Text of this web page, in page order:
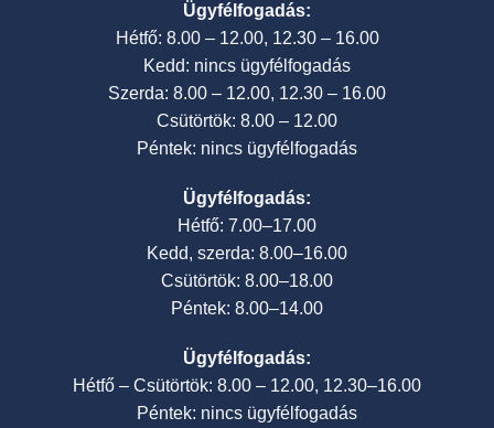
Ügyfélfogadás:
Hétfő: 8.00 – 12.00, 12.30 – 16.00
Kedd: nincs ügyfélfogadás
Szerda: 8.00 – 12.00, 12.30 – 16.00
Csütörtök: 8.00 – 12.00
Péntek: nincs ügyfélfogadás
Ügyfélfogadás:
Hétfő: 7.00–17.00
Kedd, szerda: 8.00–16.00
Csütörtök: 8.00–18.00
Péntek: 8.00–14.00
Ügyfélfogadás:
Hétfő – Csütörtök: 8.00 – 12.00, 12.30–16.00
Péntek: nincs ügyfélfogadás